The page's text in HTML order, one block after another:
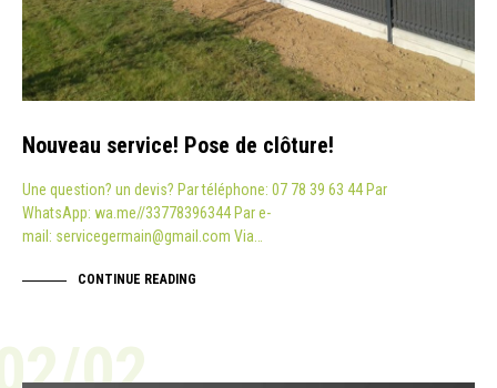
Nouveau service! Pose de clôture!
Une question? un devis? Par téléphone: 07 78 39 63 44 Par
WhatsApp: wa.me//33778396344 Par e-
mail: servicegermain@gmail.com Via…
CONTINUE READING
02